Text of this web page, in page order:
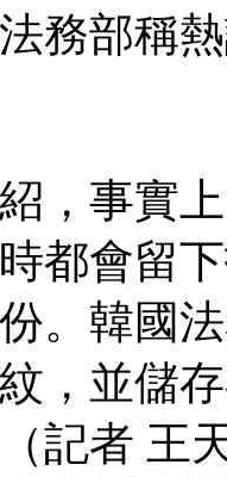
部稱熱
事實上
都會留
。韓國
，並儲
記者 王